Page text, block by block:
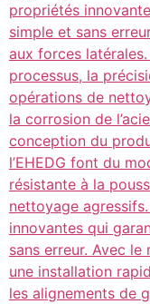
propriétés
simple et sans
aux forces
processus, la
opérations de
la corrosion de
conception du
l’EHEDG font du
résistante à la
nettoyage
innovantes qui
sans erreur. Avec
une installation
les alignements de